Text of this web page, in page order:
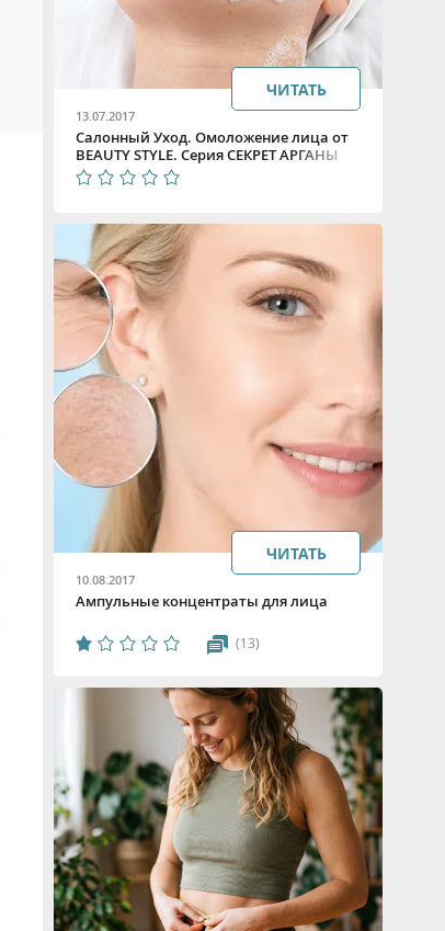
13.07.2017
Салонный Уход. Омоложение лица от
BEAUTY STYLE. Серия СЕКРЕТ АРГАНЫ
ЧИТАТЬ
10.08.2017
Ампульные концентраты для лица
(13)
ЧИТАТЬ